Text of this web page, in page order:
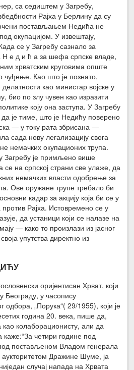
са седиштем у Загребу,
Рајха у Берлину да су
постављањем Недића не
окупацијом. У извештају,
се у Загребу сазнало за
е д и ћ а за шефа српске владе,
хрватским круговима опште
Као што је познато,
као министар војске у
био по злу чувен као изразити
коју она заступа. У Загребу
је тиме, што је Недићу поверено
— у току рата збрисана —
сада нову легализацију свога
немачких окупационих трупа.
Загребу је примљено више
се на српској страни све улаже, да
немачких власти одобрење за
Ове оружане трупе требало би
кадар за акцију која би се у
Рајха. Истовремено се у
да устаници који се налазе на
— како то произлази из јасног
упутства директно из
оријентисан Хрват, који
Београду, у часопису
одбора, „Порука“( 29/1955), који је
година 20. века, пише да,
колаборационисту, али да
каже:“За четири године под
постављеном Владом генерала
Дражине Шуме, ја
случај напада на Хрвата